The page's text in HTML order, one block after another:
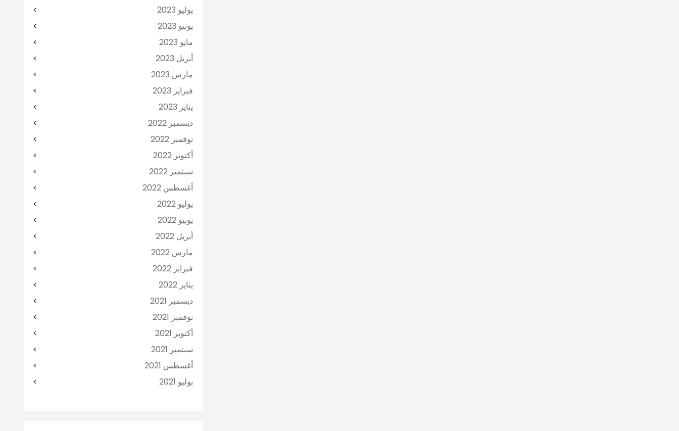
يوليو 2023
يونيو 2023
مايو 2023
أبريل 2023
مارس 2023
فبراير 2023
يناير 2023
ديسمبر 2022
نوفمبر 2022
أكتوبر 2022
سبتمبر 2022
أغسطس 2022
يوليو 2022
يونيو 2022
أبريل 2022
مارس 2022
فبراير 2022
يناير 2022
ديسمبر 2021
نوفمبر 2021
أكتوبر 2021
سبتمبر 2021
أغسطس 2021
يوليو 2021